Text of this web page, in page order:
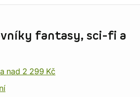
fantasy, sci-fi a
nad 2 299 Kč